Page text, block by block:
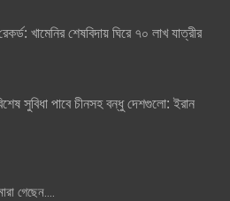
খামেনির শেষবিদায় ঘিরে ৭০ লাখ যাত্রীর
সুবিধা পাবে চীনসহ বন্ধু দেশগুলো: ইরান
গেছেন….